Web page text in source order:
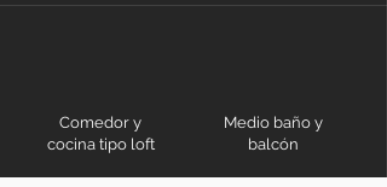
Comedor y
cocina tipo loft
Medio baño y
balcón